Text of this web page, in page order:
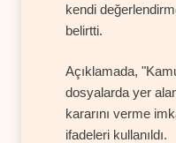
kendi
belirtti.
Açıklamada,
dosyalarda yer
kararını verme
ifadeleri kullanıldı.